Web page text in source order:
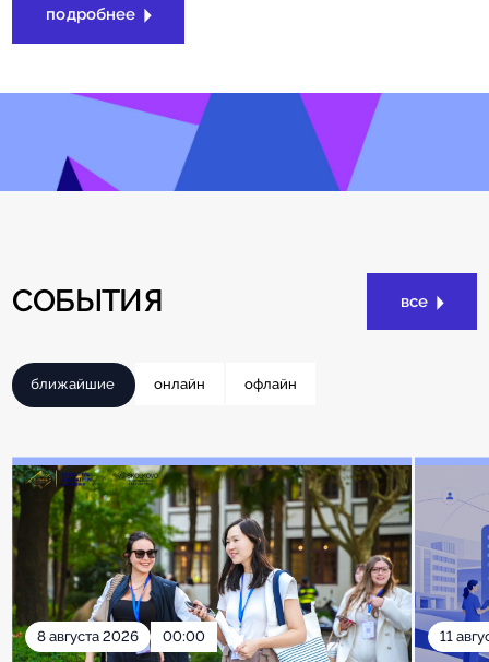
подробнее
СОБЫТИЯ все
ближайшие онлайн офлайн
8 августа 2026 00:00 11